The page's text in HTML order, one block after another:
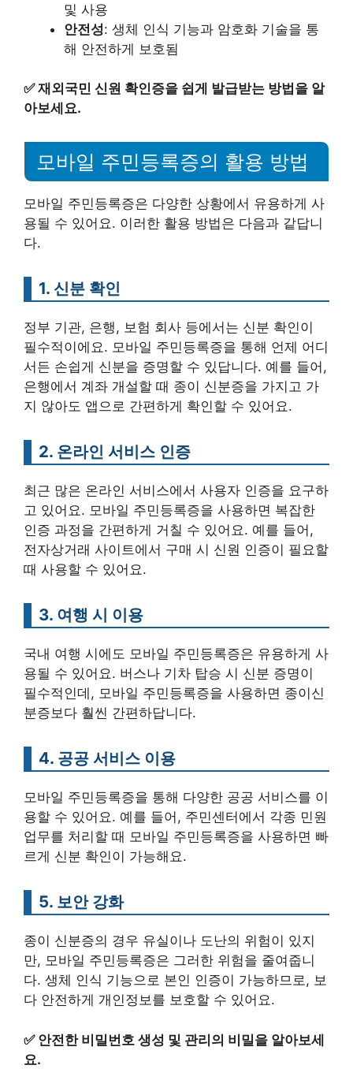
및 사용
안전성: 생체 인식 기능과 암호화 기술을 통
해 안전하게 보호됨
✅재외국민 신원 확인증을 쉽게 발급받는 방법을 알
아보세요.
모바일 주민등록증의 활용 방법
모바일 주민등록증은 다양한 상황에서 유용하게 사
용될 수 있어요. 이러한 활용 방법은 다음과 같답니
다.
1. 신분 확인
정부 기관, 은행, 보험 회사 등에서는 신분 확인이
필수적이에요. 모바일 주민등록증을 통해 언제 어디
서든 손쉽게 신분을 증명할 수 있답니다. 예를 들어,
은행에서 계좌 개설할 때 종이 신분증을 가지고 가
지 않아도 앱으로 간편하게 확인할 수 있어요.
2. 온라인 서비스 인증
최근 많은 온라인 서비스에서 사용자 인증을 요구하
고 있어요. 모바일 주민등록증을 사용하면 복잡한
인증 과정을 간편하게 거칠 수 있어요. 예를 들어,
전자상거래 사이트에서 구매 시 신원 인증이 필요할
때 사용할 수 있어요.
3. 여행 시 이용
국내 여행 시에도 모바일 주민등록증은 유용하게 사
용될 수 있어요. 버스나 기차 탑승 시 신분 증명이
필수적인데, 모바일 주민등록증을 사용하면 종이신
분증보다 훨씬 간편하답니다.
4. 공공 서비스 이용
모바일 주민등록증을 통해 다양한 공공 서비스를 이
용할 수 있어요. 예를 들어, 주민센터에서 각종 민원
업무를 처리할 때 모바일 주민등록증을 사용하면 빠
르게 신분 확인이 가능해요.
5. 보안 강화
종이 신분증의 경우 유실이나 도난의 위험이 있지
만, 모바일 주민등록증은 그러한 위험을 줄여줍니
다. 생체 인식 기능으로 본인 인증이 가능하므로, 보
다 안전하게 개인정보를 보호할 수 있어요.
✅ 안전한 비밀번호 생성 및 관리의 비밀을 알아보세
요.